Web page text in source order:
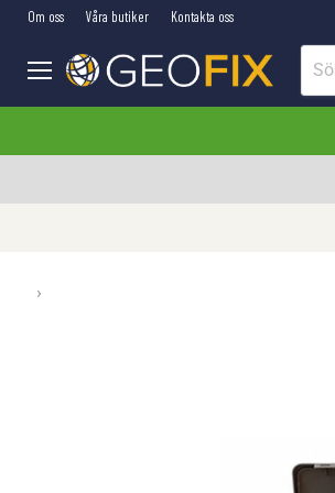
Om oss Våra butiker Kontakta oss
Meny
›